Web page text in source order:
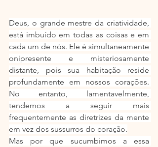
Deus, o grande mestre da criatividade,
está imbuído em todas as coisas e em
cada um de nós. Ele é simultaneamente
onipresente e misteriosamente
distante, pois sua habitação reside
profundamente em nossos corações.
No entanto, lamentavelmente,
tendemos a seguir mais
frequentemente as diretrizes da mente
em vez dos sussurros do coração.
Mas por que sucumbimos a essa